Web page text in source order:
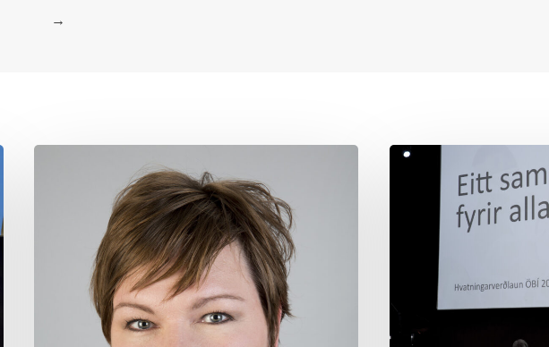
→
Harmar
Hæstaréttar
Hvatningarverðlaunin
laugardaginn